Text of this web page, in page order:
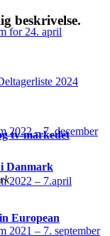
for 24. april
2024
2022 – 7. december
2022 – 7.april
2021 – 7. september
beskrivelse.
tv-markedet
Danmark
European